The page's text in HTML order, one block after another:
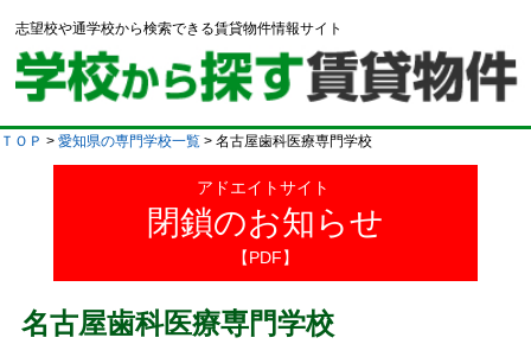
志望校や通学校から検索できる賃貸物件情報サイト
ＴＯＰ > 愛知県の専門学校一覧 > 名古屋歯科医療専門学校
アドエイトサイト
閉鎖のお知らせ
【PDF】
名古屋歯科医療専門学校